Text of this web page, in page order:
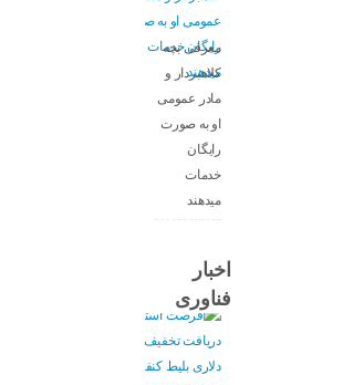
معرفی بچه
کلاهبردار و
مادر عمومی
او به صورت
رایگان
خدمات
میدهند
اخبار
فناوری